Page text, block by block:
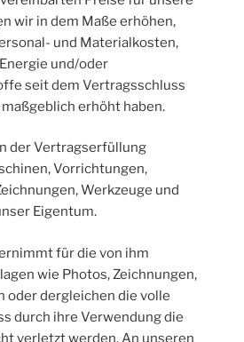
wir in dem Maße erhöhen,
und Materialkosten,
und/oder
seit dem Vertragsschluss
erhöht haben.
der Vertragserfüllung
Vorrichtungen,
Werkzeuge und
Eigentum.
für die von ihm
wie Photos, Zeichnungen,
oder dergleichen die volle
durch ihre Verwendung die
verletzt werden. An unseren